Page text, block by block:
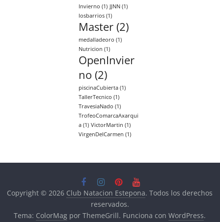
Invierno (1) JJNN (1)
losbarrios (1)
Master (2)
medalladeoro (1)
Nutricion (1)
OpenInvier
no (2)
piscinaCubierta (1)
TallerTecnico (1)
TravesiaNado (1)
TrofeoComarcaAxarqui
a (1) VictorMartin (1)
VirgenDelCarmen (1)
Copyright © 2026 Club Natacion Estepona . Todos los derechos
reservados.
Tema: ColorMag por ThemeGrill. Funciona conWordPress